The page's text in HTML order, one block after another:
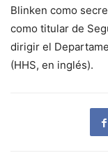
Blinken como
como titular de
dirigir el
(HHS, en inglés).